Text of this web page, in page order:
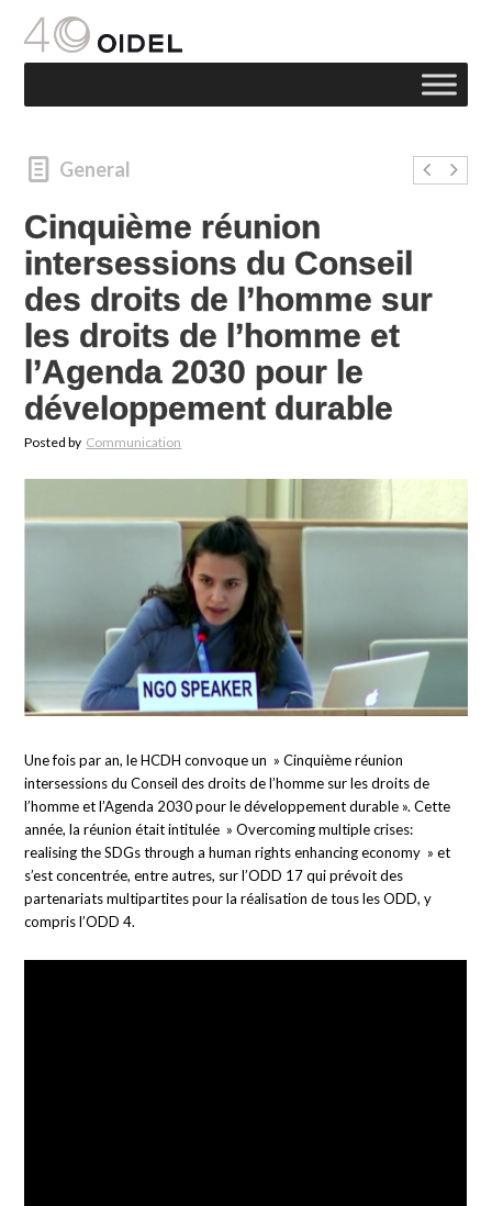
General
Cinquième réunion
intersessions du Conseil
des droits de l’homme sur
les droits de l’homme et
l’Agenda 2030 pour le
développement durable
Posted by Communication
Une fois par an, le HCDH convoque un » Cinquième réunion
intersessions du Conseil des droits de l’homme sur les droits de
l’homme et l’Agenda 2030 pour le développement durable ». Cette
année, la réunion était intitulée » Overcoming multiple crises:
realising the SDGs through a human rights enhancing economy » et
s’est concentrée, entre autres, sur l’ODD 17 qui prévoit des
partenariats multipartites pour la réalisation de tous les ODD, y
compris l’ODD 4.